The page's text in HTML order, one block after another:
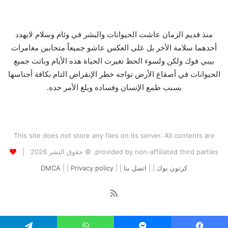
منذ قديم الزمان عاشت الحيوانات والبشر في وئام وسلام لايهدد
أحدهما سلامة الأخر بل على العكس عاشو جميعاً متحابين مغامرات
بيبي فوك ولكن ولسوء الحظ تغيرت الحياة هذه الأيام وباتت جميع
الحيوانات في أصقاع الأرض تواجه خطر الإنقراض التام بكافة أجناسها
بسبب طمع الإنسان وفساده وبلغ الأمر حده.
This site does not store any files on its server. All contents are
provided by non-affiliated third parties. © حقوق النشر 2026 |
كرتون بوك
اتصل بنا DMCA Privacy policy
ملخص
الموقع